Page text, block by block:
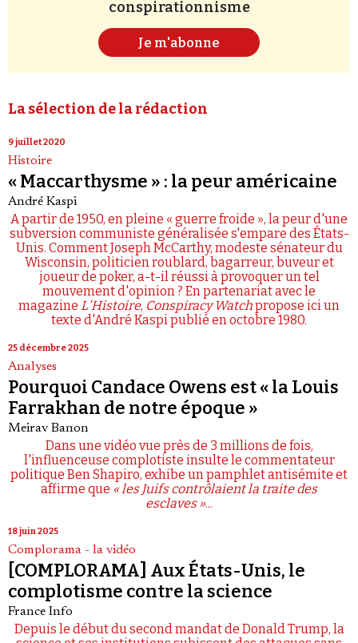
conspirationnisme
Je m'abonne
La sélection de la rédaction
9 juillet 2020
Histoire
« Maccarthysme » : la peur américaine
André Kaspi
A partir de 1950, en pleine « guerre froide », la peur d'une
subversion communiste généralisée s'empare des États-
Unis. Comment Joseph McCarthy, modeste sénateur du
Wisconsin, politicien roublard, bagarreur, buveur et
joueur de poker, a-t-il réussi à provoquer un tel
mouvement d'opinion ? En partenariat avec le
magazine L'Histoire, Conspiracy Watchpropose ici un
texte d'André Kaspi publié en octobre 1980.
25 décembre 2025
Analyses
Pourquoi Candace Owens est « la Louis
Farrakhan de notre époque »
Meirav Banon
Dans une vidéo vue près de 3 millions de fois,
l'influenceuse complotiste insulte le commentateur
politique Ben Shapiro, exhibe un pamphlet antisémite et
affirme que « les Juifs contrôlaient la traite des
esclaves »...
18 juin 2025
Complorama - la vidéo
[COMPLORAMA] Aux États-Unis, le
complotisme contre la science
France Info
Depuis le début du second mandat de Donald Trump, la